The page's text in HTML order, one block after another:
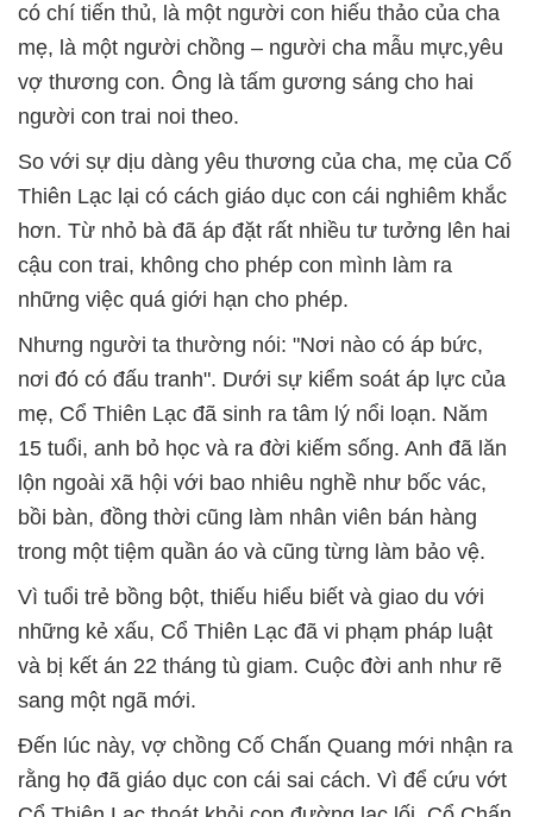
có chí tiến thủ, là một người con hiếu thảo của cha
mẹ, là một người chồng – người cha mẫu mực,yêu
vợ thương con. Ông là tấm gương sáng cho hai
người con trai noi theo.
So với sự dịu dàng yêu thương của cha, mẹ của Cố
Thiên Lạc lại có cách giáo dục con cái nghiêm khắc
hơn. Từ nhỏ bà đã áp đặt rất nhiều tư tưởng lên hai
cậu con trai, không cho phép con mình làm ra
những việc quá giới hạn cho phép.
Nhưng người ta thường nói: "Nơi nào có áp bức,
nơi đó có đấu tranh". Dưới sự kiểm soát áp lực của
mẹ, Cổ Thiên Lạc đã sinh ra tâm lý nổi loạn. Năm
15 tuổi, anh bỏ học và ra đời kiếm sống. Anh đã lăn
lộn ngoài xã hội với bao nhiêu nghề như bốc vác,
bồi bàn, đồng thời cũng làm nhân viên bán hàng
trong một tiệm quần áo và cũng từng làm bảo vệ.
Vì tuổi trẻ bồng bột, thiếu hiểu biết và giao du với
những kẻ xấu, Cổ Thiên Lạc đã vi phạm pháp luật
và bị kết án 22 tháng tù giam. Cuộc đời anh như rẽ
sang một ngã mới.
Đến lúc này, vợ chồng Cố Chấn Quang mới nhận ra
rằng họ đã giáo dục con cái sai cách. Vì để cứu vớt